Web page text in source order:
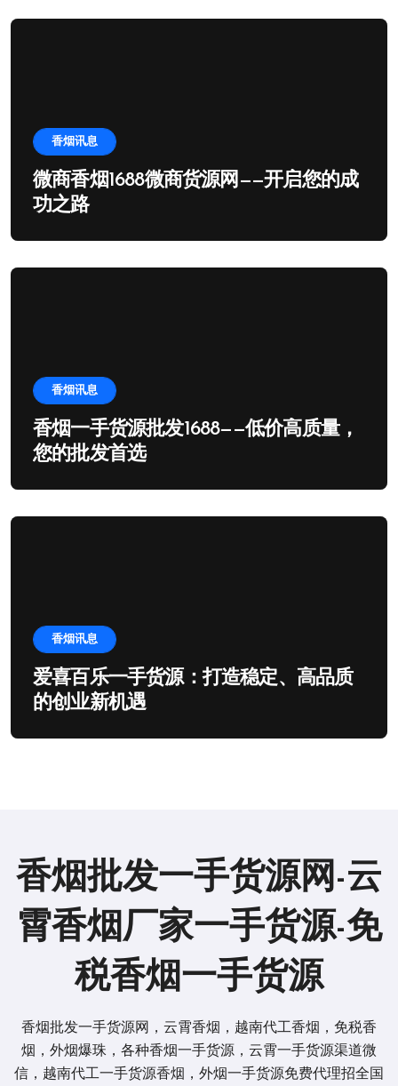
香烟讯息
微商香烟1688微商货源网——开启您的成
功之路
香烟讯息
香烟一手货源批发1688——低价高质量，
您的批发首选
香烟讯息
爱喜百乐一手货源：打造稳定、高品质
的创业新机遇
香烟批发一手货源网-云
霄香烟厂家一手货源-免
税香烟一手货源
香烟批发一手货源网，云霄香烟，越南代工香烟，免税香
烟，外烟爆珠，各种香烟一手货源，云霄一手货源渠道微
信，越南代工一手货源香烟，外烟一手货源免费代理招全国